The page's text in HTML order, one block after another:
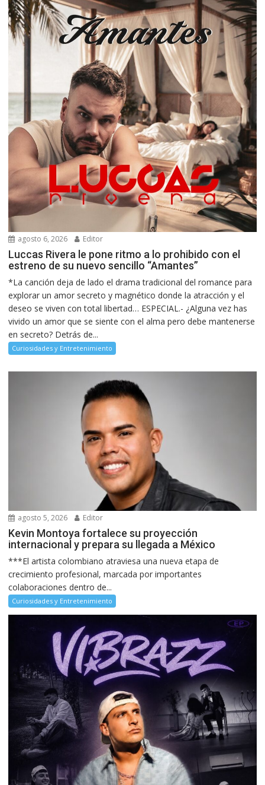
agosto 6, 2026 Editor
Luccas Rivera le pone ritmo a lo prohibido con el
estreno de su nuevo sencillo “Amantes”
*La canción deja de lado el drama tradicional del romance para
explorar un amor secreto y magnético donde la atracción y el
deseo se viven con total libertad… ESPECIAL.- ¿Alguna vez has
vivido un amor que se siente con el alma pero debe mantenerse
en secreto? Detrás de...
Curiosidades y Entretenimiento
agosto 5, 2026 Editor
Kevin Montoya fortalece su proyección
internacional y prepara su llegada a México
***El artista colombiano atraviesa una nueva etapa de
crecimiento profesional, marcada por importantes
colaboraciones dentro de...
Curiosidades y Entretenimiento